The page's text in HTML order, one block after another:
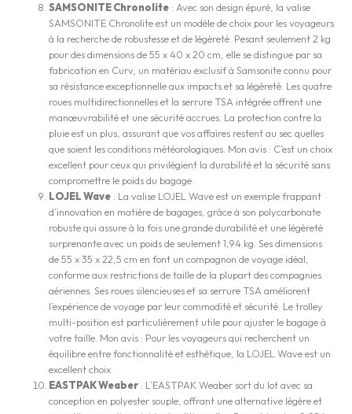
SAMSONITE Chronolite : Avec son design épuré, la valise
SAMSONITE Chronolite est un modèle de choix pour les voyageurs
à la recherche de robustesse et de légèreté. Pesant seulement 2 kg
pour des dimensions de 55 x 40 x 20 cm, elle se distingue par sa
fabrication en Curv, un matériau exclusif à Samsonite connu pour
sa résistance exceptionnelle aux impacts et sa légèreté. Les quatre
roues multidirectionnelles et la serrure TSA intégrée offrent une
manœuvrabilité et une sécurité accrues. La protection contre la
pluie est un plus, assurant que vos affaires restent au sec quelles
que soient les conditions météorologiques. Mon avis : C’est un choix
excellent pour ceux qui privilégient la durabilité et la sécurité sans
compromettre le poids du bagage.
LOJEL Wave : La valise LOJEL Wave est un exemple frappant
d’innovation en matière de bagages, grâce à son polycarbonate
robuste qui assure à la fois une grande durabilité et une légèreté
surprenante avec un poids de seulement 1,94 kg. Ses dimensions
de 55 x 35 x 22,5 cm en font un compagnon de voyage idéal,
conforme aux restrictions de taille de la plupart des compagnies
aériennes. Ses roues silencieuses et sa serrure TSA améliorent
l’expérience de voyage par leur commodité et sécurité. Le trolley
multi-position est particulièrement utile pour ajuster le bagage à
votre taille. Mon avis : Pour les voyageurs qui recherchent un
équilibre entre fonctionnalité et esthétique, la LOJEL Wave est un
excellent choix.
EASTPAK Weaber : L’EASTPAK Weaber sort du lot avec sa
conception en polyester souple, offrant une alternative légère et